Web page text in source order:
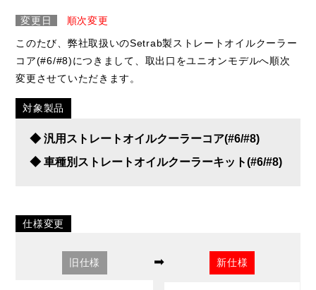
変更日
順次変更
このたび、弊社取扱いのSetrab製ストレートオイルクーラー
コア(#6/#8)につきまして、取出口をユニオンモデルへ順次
変更させていただきます。
対象製品
◆ 汎用ストレートオイルクーラーコア(#6/#8)
◆ 車種別ストレートオイルクーラーキット(#6/#8)
仕様変更
旧仕様 ➡ 新仕様